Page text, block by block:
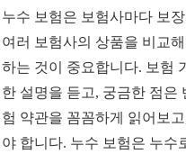
누수 보험은 보험사마다 보
여러 보험사의 상품을 비교
하는 것이 중요합니다. 보험
한 설명을 듣고, 궁금한 점은
험 약관을 꼼꼼하게 읽어보
야 합니다. 누수 보험은 누수